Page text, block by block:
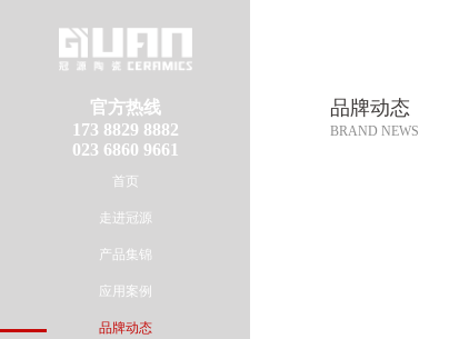
官方热线
173 8829 8882
023 6860 9661
首页
走进冠源
产品集锦
应用案例
品牌动态
品牌动态
BRAND NEWS